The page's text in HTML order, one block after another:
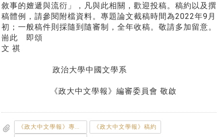
敘事的嬗遞與流衍」，凡與此相關，歡迎投稿。稿約以及撰
稿體例，請參閱附檔資料。專題論文截稿時間為2022年9月
初；一般稿件則採隨到隨審制，全年收稿。敬請多加留意。
耑此 即頌
文 祺
政治大學中國文學系
《政大中文學報》編審委員會 敬啟
《政大中文學報》專題徵稿說明
《政大中文學報》稿約